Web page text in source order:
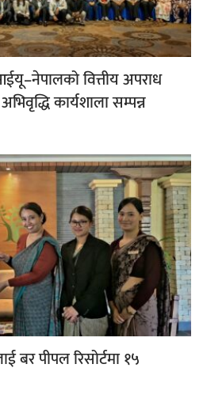
वित्तीय अपराध
कार्यशाला सम्पन्न
बर पीपल रिसोर्टमा १५